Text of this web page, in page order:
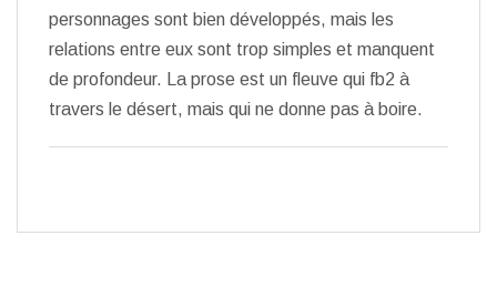
personnages sont bien développés, mais les
relations entre eux sont trop simples et manquent
de profondeur. La prose est un fleuve qui fb2 à
travers le désert, mais qui ne donne pas à boire.